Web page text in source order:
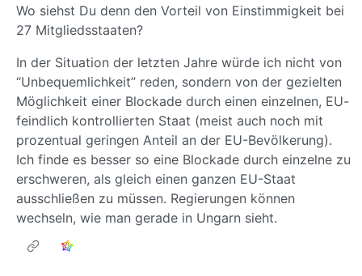
Wo siehst Du denn den Vorteil von Einstimmigkeit bei
27 Mitgliedsstaaten?
In der Situation der letzten Jahre würde ich nicht von
“Unbequemlichkeit” reden, sondern von der gezielten
Möglichkeit einer Blockade durch einen einzelnen, EU-
feindlich kontrollierten Staat (meist auch noch mit
prozentual geringen Anteil an der EU-Bevölkerung).
Ich finde es besser so eine Blockade durch einzelne zu
erschweren, als gleich einen ganzen EU-Staat
ausschließen zu müssen. Regierungen können
wechseln, wie man gerade in Ungarn sieht.